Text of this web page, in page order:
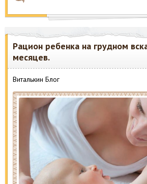
Рацион ребенка на грудном
месяцев.
Виталькин Блог